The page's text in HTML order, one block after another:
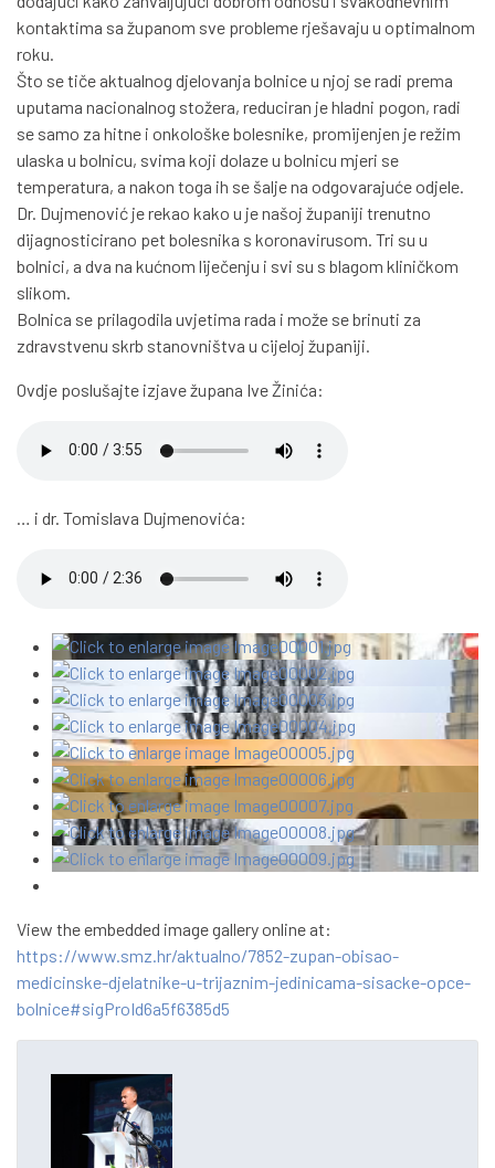
kontaktima sa županom sve probleme rješavaju u optimalnom
roku.
Što se tiče aktualnog djelovanja bolnice u njoj se radi prema
uputama nacionalnog stožera, reduciran je hladni pogon, radi
se samo za hitne i onkološke bolesnike, promijenjen je režim
ulaska u bolnicu, svima koji dolaze u bolnicu mjeri se
temperatura, a nakon toga ih se šalje na odgovarajuće odjele.
Dr. Dujmenović je rekao kako u je našoj županiji trenutno
dijagnosticirano pet bolesnika s koronavirusom. Tri su u
bolnici, a dva na kućnom liječenju i svi su s blagom kliničkom
slikom.
Bolnica se prilagodila uvjetima rada i može se brinuti za
zdravstvenu skrb stanovništva u cijeloj županiji.
Ovdje poslušajte izjave župana Ive Žinića:
… i dr. Tomislava Dujmenovića:
View the embedded image gallery online at:
https://www.smz.hr/aktualno/7852-zupan-obisao-
medicinske-djelatnike-u-trijaznim-jedinicama-sisacke-opce-
bolnice#sigProId6a5f6385d5